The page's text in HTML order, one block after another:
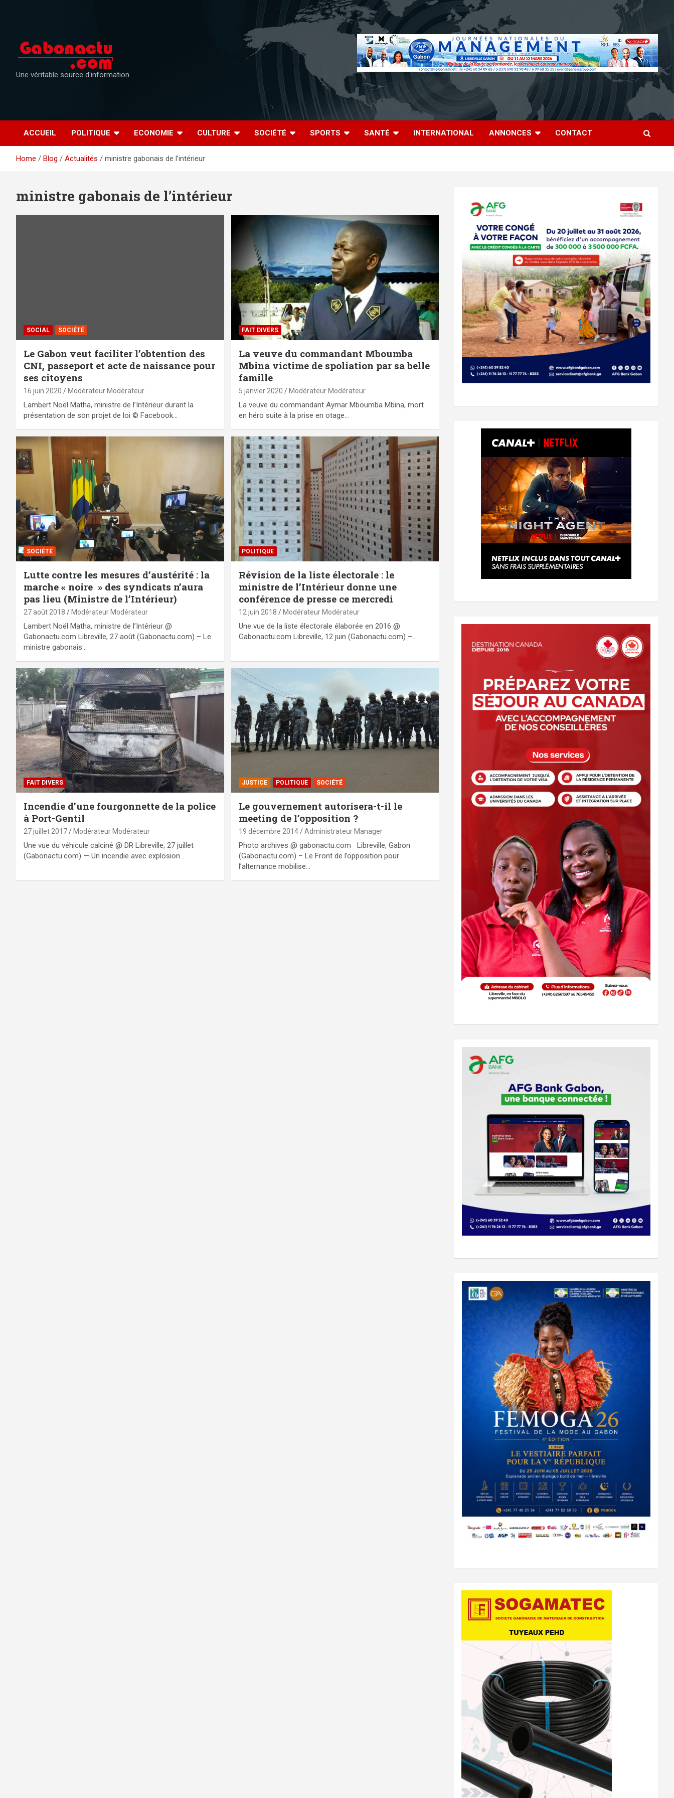
Une véritable source d'information
ACCUEIL POLITIQUE ECONOMIE CULTURE SOCIÉTÉ SPORTS SANTÉ INTERNATIONAL ANNONCES CONTACT
Home Blog Actualités ministre gabonais de l’intérieur
ministre gabonais de l’intérieur
SOCIAL SOCIÉTÉ
Le Gabon veut faciliter l’obtention des
CNI, passeport et acte de naissance pour
ses citoyens
16 juin 2020 Modérateur Modérateur
Lambert Noël Matha, ministre de l’Intérieur durant la
présentation de son projet de loi © Facebook…
FAIT DIVERS
La veuve du commandant Mboumba
Mbina victime de spoliation par sa belle
famille
5 janvier 2020 Modérateur Modérateur
La veuve du commandant Aymar Mboumba Mbina, mort
en héro suite à la prise en otage…
SOCIÉTÉ
Lutte contre les mesures d’austérité : la
marche « noire » des syndicats n’aura
pas lieu (Ministre de l’Intérieur)
27 août 2018 Modérateur Modérateur
Lambert Noël Matha, ministre de l’Intérieur @
Gabonactu.com Libreville, 27 août (Gabonactu.com) – Le
ministre gabonais…
POLITIQUE
Révision de la liste électorale : le
ministre de l’Intérieur donne une
conférence de presse ce mercredi
12 juin 2018 Modérateur Modérateur
Une vue de la liste électorale élaborée en 2016 @
Gabonactu.com Libreville, 12 juin (Gabonactu.com) –…
FAIT DIVERS
Incendie d’une fourgonnette de la police
à Port-Gentil
27 juillet 2017 Modérateur Modérateur
Une vue du véhicule calciné @ DR Libreville, 27 juillet
(Gabonactu.com) — Un incendie avec explosion…
JUSTICE POLITIQUE SOCIÉTÉ
Le gouvernement autorisera-t-il le
meeting de l’opposition ?
19 décembre 2014 Administrateur Manager
Photo archives @ gabonactu.com Libreville, Gabon
(Gabonactu.com) – Le Front de l’opposition pour
l’alternance mobilise…